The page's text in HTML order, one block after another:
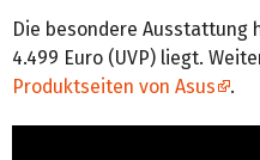
Die besondere Ausstattung
4.499 Euro (UVP) liegt.
Produktseiten von Asus
.